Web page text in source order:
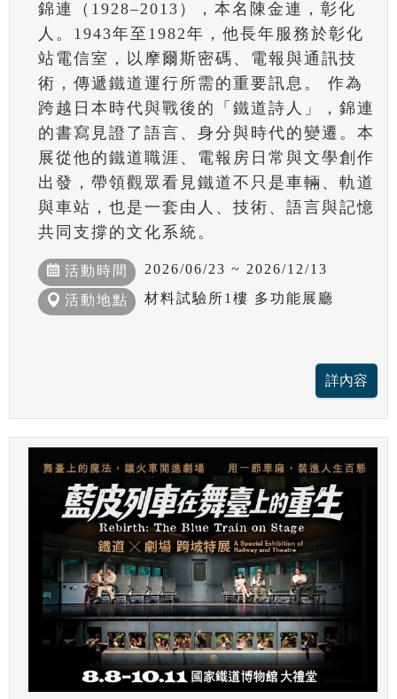
錦連（1928–2013），本名陳金連，彰化
人。1943年至1982年，他長年服務於彰化
站電信室，以摩爾斯密碼、電報與通訊技
術，傳遞鐵道運行所需的重要訊息。 作為
跨越日本時代與戰後的「鐵道詩人」，錦連
的書寫見證了語言、身分與時代的變遷。本
展從他的鐵道職涯、電報房日常與文學創作
出發，帶領觀眾看見鐵道不只是車輛、軌道
與車站，也是一套由人、技術、語言與記憶
共同支撐的文化系統。
活動時間 2026/06/23 ~ 2026/12/13
活動地點 材料試驗所1樓 多功能展廳